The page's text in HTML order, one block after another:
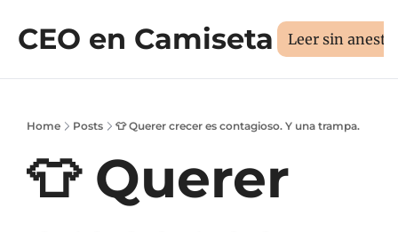
CEO en Camiseta
Medí tus 3D Sesión 1:1 Libros Manifiesto
Leer sin
Home Posts 👕 Querer crecer es contagioso. Y una trampa.
👕 Querer